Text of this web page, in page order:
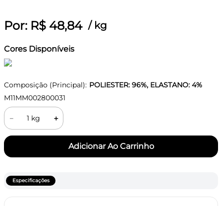
Por: R$ 48,84 / kg
Cores Disponíveis
Composição (Principal): POLIESTER: 96%, ELASTANO: 4%
M11MM002800031
＋
－
Especificações